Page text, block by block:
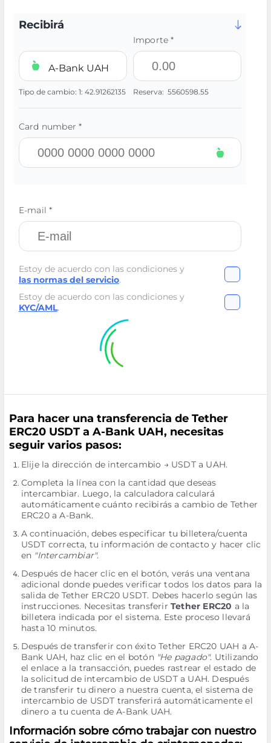
Recibirá
A-Bank UAH
Tipo de cambio: 1: 42.91262135
Importe *
Reserva: 5560598.55
Card number *
E-mail *
Estoy de acuerdo con las condiciones y
las normas del servicio.
Estoy de acuerdo con las condiciones y
KYC/AML.
Para hacer una transferencia de Tether
ERC20 USDT a A-Bank UAH, necesitas
seguir varios pasos:
Elije la dirección de intercambio → USDT a UAH.
Completa la línea con la cantidad que deseas
intercambiar. Luego, la calculadora calculará
automáticamente cuánto recibirás a cambio de Tether
ERC20 a A-Bank.
A continuación, debes especificar tu billetera/cuenta
USDT correcta, tu información de contacto y hacer clic
en "Intercambiar".
Después de hacer clic en el botón, verás una ventana
adicional donde puedes verificar todos los datos para la
salida de Tether ERC20 USDT. Debes hacerlo según las
instrucciones. Necesitas transferir Tether ERC20 a la
billetera indicada por el sistema. Este proceso llevará
hasta 10 minutos.
Después de transferir con éxito Tether ERC20 UAH a A-
Bank UAH, haz clic en el botón "He pagado". Utilizando
el enlace a la transacción, puedes rastrear el estado de
la solicitud de intercambio de USDT a UAH. Después
de transferir tu dinero a nuestra cuenta, el sistema de
intercambio de USDT transferirá automáticamente el
dinero a tu cuenta de A-Bank UAH.
Información sobre cómo trabajar con nuestro